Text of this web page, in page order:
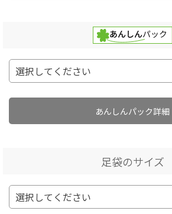
あんしんパック詳細
足袋のサイズ